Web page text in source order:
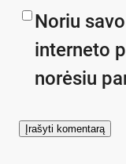
Noriu
interneto
norėsiu